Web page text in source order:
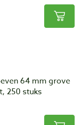
64 mm grove
250 stuks